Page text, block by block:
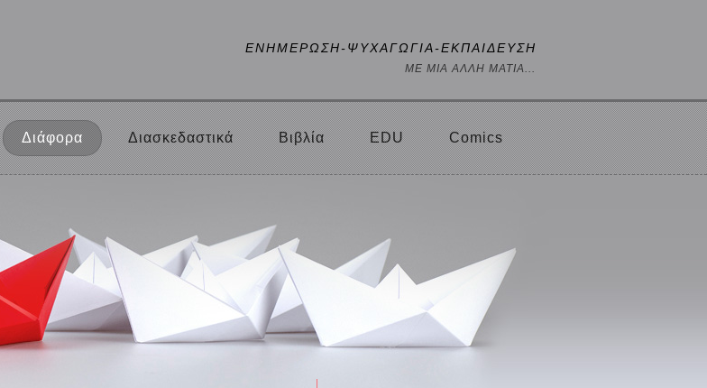
ΕΝΗΜΕΡΩΣΗ-ΨΥΧΑΓΩΓΙΑ-ΕΚΠΑΙΔΕΥΣΗ
ΜΕ ΜΙΑ ΑΛΛΗ ΜΑΤΙΑ...
Διάφορα Διασκεδαστικά Βιβλία EDU Comics